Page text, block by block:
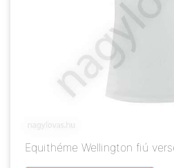
Equithéme Wellington fiú